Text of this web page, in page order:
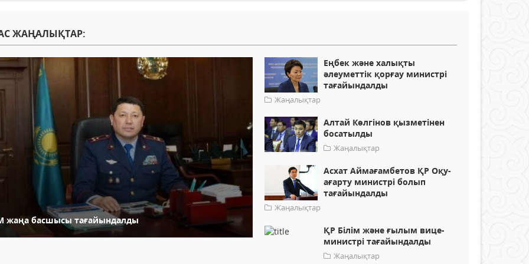
ЖАҢАЛЫҚТАР:
жаңа басшысы тағайындалды
Еңбек және халықты
әлеуметтік қорғау министрі
тағайындалды
Жаңалықтар
Алтай Көлгінов қызметінен
босатылды
Жаңалықтар
Асхат Аймағамбетов ҚР Оқу-
ағарту министрі болып
тағайындалды
Жаңалықтар
ҚР Білім және ғылым вице-
министрі тағайындалды
Жаңалықтар